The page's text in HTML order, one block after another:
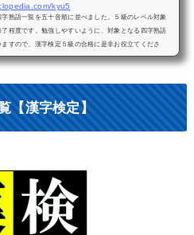
kyu5
熟語一覧を五十音順に並べました。５級のレベル対象
程度です。勉強しやすいように、対象となる四字熟語
すので、漢字検定５級の合格に是非お役立てくださ
ごらん下さい。【索引】漢検５級の四字熟語 検索あ行
素で粗末な衣服や食物。豊かでない生活のたとえ。悪
悪い行為には、必ず悪い結果や報いがあること...
【漢字検定】